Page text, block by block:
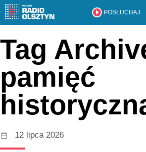
POSŁUCHAJ
Tag
pamięć
12 lipca 2026